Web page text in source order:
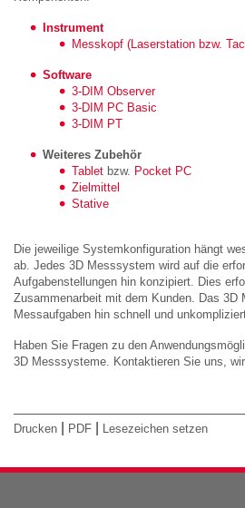
Instrument
Messkopf (Laserstation bzw.
Software
3-DIM Observer
3-DIM PC Basic
3-DIM PT
Weiteres Zubehör
Tablet bzw. Pocket PC
Zielmittel
Stative
Die jeweilige Systemkonfiguration hängt
ab. Jedes 3D Messsystem wird auf die
Aufgabenstellungen hin konzipiert. Dies
Zusammenarbeit mit dem Kunden. Das 3D
Messaufgaben hin schnell und
Haben Sie Fragen zu den
3D Messsysteme. Kontaktieren Sie uns,
Drucken PDF Lesezeichen setzen